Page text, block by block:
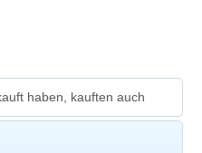
haben, kauften auch